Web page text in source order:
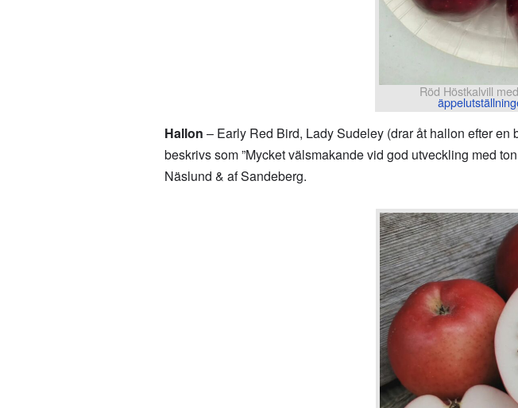
Röd Höstkalvill
Hallon – Early Red Bird, Lady Sudeley (drar åt hallon efter
beskrivs som ”Mycket välsmakande vid god utveckling med
Näslund & af Sandeberg.